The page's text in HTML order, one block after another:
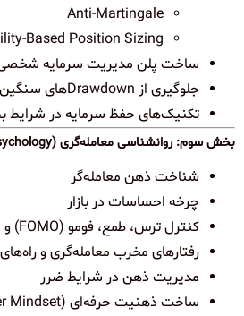
Anti-Martingale
Based Position Sizing
ساخت پلن مدیریت سرمایه
جلوگیری از Drawdownهای سنگین
تکنیک‌های حفظ سرمایه در شرایط
بخش سوم: روانشناسی معامله‌گری (Trading Psychology)
شناخت ذهن معامله‌گر
چرخه احساسات در بازار
کنترل ترس، طمع، فومو (FOMO) و استرس
رفتارهای مخرب معامله‌گری و
مدیریت ذهن در شرایط ضرر
ساخت ذهنیت حرفه‌ای (Trader Mindset)